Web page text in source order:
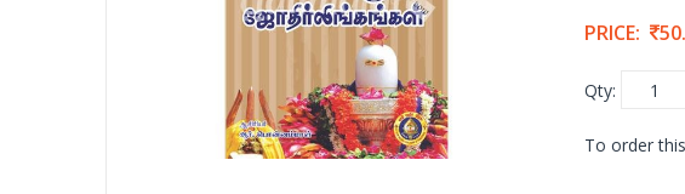
PRICE:
Qty:
To order